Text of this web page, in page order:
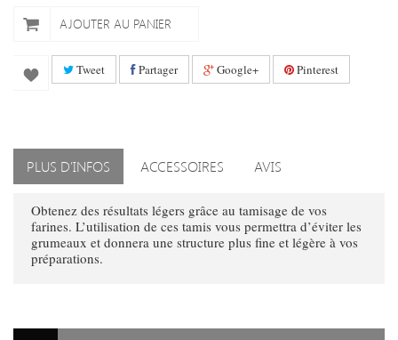
AJOUTER AU PANIER
Tweet Partager Google+ Pinterest
PLUS D'INFOS ACCESSOIRES AVIS
Obtenez des résultats légers grâce au tamisage de vos
farines. L’utilisation de ces tamis vous permettra d’éviter les
grumeaux et donnera une structure plus fine et légère à vos
préparations.